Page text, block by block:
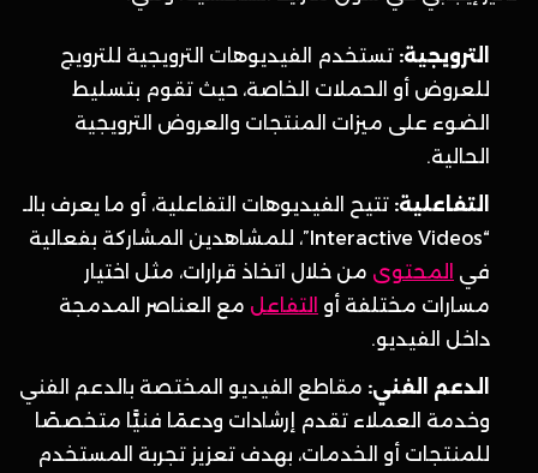
الترويجية: تستخدم الفيديوهات الترويجية للترويج
للعروض أو الحملات الخاصة، حيث تقوم بتسليط
الضوء على ميزات المنتجات والعروض الترويجية
الحالية.
التفاعلية: تتيح الفيديوهات التفاعلية، أو ما يعرف بالـ
“Interactive Videos”، للمشاهدين المشاركة بفعالية
في المحتوى من خلال اتخاذ قرارات، مثل اختيار
مسارات مختلفة أو التفاعل مع العناصر المدمجة
داخل الفيديو.
الدعم الفني: مقاطع الفيديو المختصة بالدعم الفني
وخدمة العملاء تقدم إرشادات ودعمًا فنيًّا متخصصًا
للمنتجات أو الخدمات، بهدف تعزيز تجربة المستخدم